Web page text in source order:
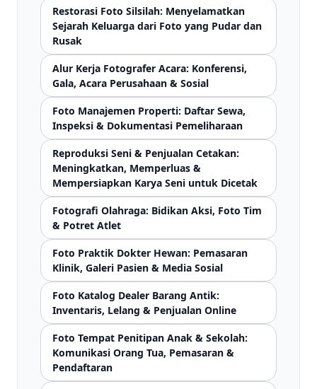
Restorasi Foto Silsilah: Menyelamatkan
Sejarah Keluarga dari Foto yang Pudar dan
Rusak
Alur Kerja Fotografer Acara: Konferensi,
Gala, Acara Perusahaan & Sosial
Foto Manajemen Properti: Daftar Sewa,
Inspeksi & Dokumentasi Pemeliharaan
Reproduksi Seni & Penjualan Cetakan:
Meningkatkan, Memperluas &
Mempersiapkan Karya Seni untuk Dicetak
Fotografi Olahraga: Bidikan Aksi, Foto Tim
& Potret Atlet
Foto Praktik Dokter Hewan: Pemasaran
Klinik, Galeri Pasien & Media Sosial
Foto Katalog Dealer Barang Antik:
Inventaris, Lelang & Penjualan Online
Foto Tempat Penitipan Anak & Sekolah:
Komunikasi Orang Tua, Pemasaran &
Pendaftaran